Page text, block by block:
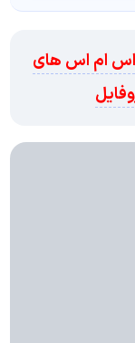
ام اس های